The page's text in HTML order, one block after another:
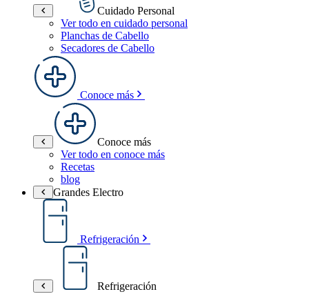
Cuidado Personal
Ver todo en cuidado personal
Planchas de Cabello
Secadores de Cabello
Conoce más
Conoce más
Ver todo en conoce más
Recetas
blog
Grandes Electro
Refrigeración
Refrigeración